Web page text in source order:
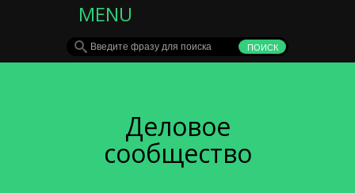
MENU
Деловое
сообщество